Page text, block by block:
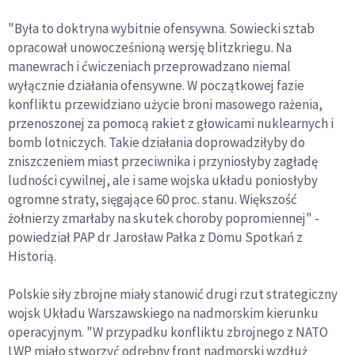
"Była to doktryna wybitnie ofensywna. Sowiecki sztab
opracował unowocześnioną wersję blitzkriegu. Na
manewrach i ćwiczeniach przeprowadzano niemal
wyłącznie działania ofensywne. W początkowej fazie
konfliktu przewidziano użycie broni masowego rażenia,
przenoszonej za pomocą rakiet z głowicami nuklearnych i
bomb lotniczych. Takie działania doprowadziłyby do
zniszczeniem miast przeciwnika i przyniosłyby zagładę
ludności cywilnej, ale i same wojska układu poniosłyby
ogromne straty, sięgające 60 proc. stanu. Większość
żołnierzy zmarłaby na skutek choroby popromiennej" -
powiedział PAP dr Jarosław Pałka z Domu Spotkań z
Historią.
Polskie siły zbrojne miały stanowić drugi rzut strategiczny
wojsk Układu Warszawskiego na nadmorskim kierunku
operacyjnym. "W przypadku konfliktu zbrojnego z NATO
LWP miało stworzyć odrębny front nadmorski wzdłuż